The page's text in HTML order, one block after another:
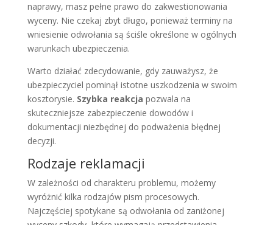
naprawy, masz pełne prawo do zakwestionowania
wyceny. Nie czekaj zbyt długo, ponieważ terminy na
wniesienie odwołania są ściśle określone w ogólnych
warunkach ubezpieczenia.
Warto działać zdecydowanie, gdy zauważysz, że
ubezpieczyciel pominął istotne uszkodzenia w swoim
kosztorysie. Szybka reakcja pozwala na
skuteczniejsze zabezpieczenie dowodów i
dokumentacji niezbędnej do podważenia błędnej
decyzji.
Rodzaje reklamacji
W zależności od charakteru problemu, możemy
wyróżnić kilka rodzajów pism procesowych.
Najczęściej spotykane są odwołania od zaniżonej